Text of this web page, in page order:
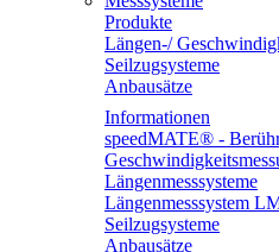
Produkte
Längen-/
Seilzugsysteme
Anbausätze
Informationen
speedMATE® -
Längenmesssysteme
Längenmesssystem
Seilzugsysteme
Anbausätze